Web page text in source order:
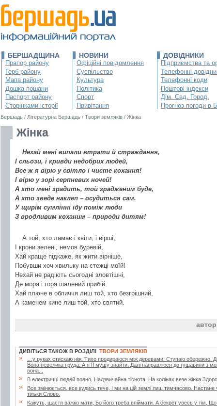
БЕРШАДЩИНА
Прапор району
Герб району
Мапа району
Дошка пошани
Паспорт району
Сторінками історії
НОВИНИ
Офіційні повідомлення
Суспільство
Культура
Політика
Спорт
Привітання
ДОВІДНИКИ
Підприємства та
Телефонні
Телефонні коди
Поштові індекси
Дім. Сад. Город.
Прогноз погоди в
Бершадь / Літературна Бершадь / Твори земляків / Жінка
Жінка
Нехай мені випали втрати й страждання,
І сльози, і кривди недобрих людей,
Все ж я вірю у світло і чисте кохання!
І вірю у зорі серпневих ночей!
А хто мені зрадить, той зрадженим буде,
А хто зведе наклеп – осудиться сам.
У щирім сумлінні іду поміж люди
З вродливим коханим – природи дитям!
А той, хто ламає і квіти, і вірші,
І крони зелені, немов буревій,
Хай краще підкаже, як жити вірніше,
Побувши хоч хвильку на стежці моїй!
Нехай не радіють сьогодні зловтішні,
Де моря і горя шалений прибій.
Хай плюне в обличчя лиш той, хто безгрішний,
А каменем кине лиш той, хто святий.
ДИВІТЬСЯ ТАКОЖ В РОЗДІЛІ ТВОРИ ЗЕМЛЯКІВ
»
…у руках стискаю ніж. Тихо продираюся між деревами. Ступаю обережно.
Вона невелика і руда. А я ЇЇ мушу знайти. Далі направлюся до гущавини з
вона...
» В електричці людей повно, Надзвичайна тіснота. На колінах везе жінка
»
Все змінюється, все кудись тече, І ми на цій землі лиш тимчасово.
тільки Слово.
» Кажуть, щастя важко мати, Бо його треба впіймати. А секрет увесь у тім,